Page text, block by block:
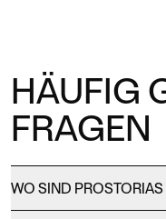
HÄUFIG
FRAGEN
WO SIND